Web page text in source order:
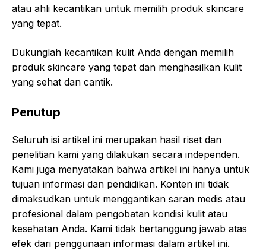
atau ahli kecantikan untuk memilih produk skincare
yang tepat.
Dukunglah kecantikan kulit Anda dengan memilih
produk skincare yang tepat dan menghasilkan kulit
yang sehat dan cantik.
Penutup
Seluruh isi artikel ini merupakan hasil riset dan
penelitian kami yang dilakukan secara independen.
Kami juga menyatakan bahwa artikel ini hanya untuk
tujuan informasi dan pendidikan. Konten ini tidak
dimaksudkan untuk menggantikan saran medis atau
profesional dalam pengobatan kondisi kulit atau
kesehatan Anda. Kami tidak bertanggung jawab atas
efek dari penggunaan informasi dalam artikel ini.